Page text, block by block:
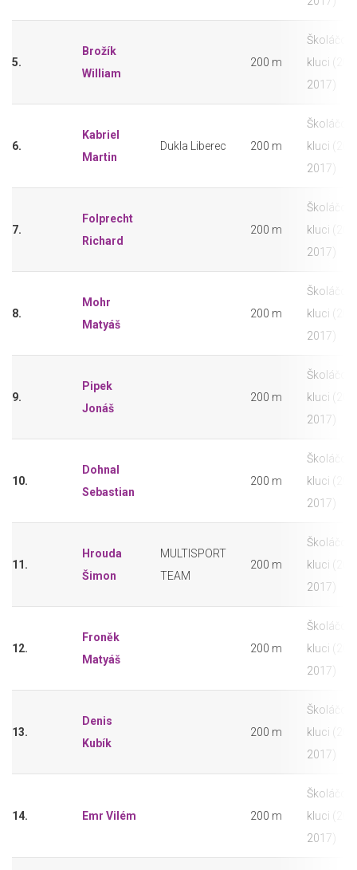
5.
Brožík
William
200 m
Školáčci -
kluci
2017)
6.
Kabriel
Martin
Dukla Liberec 200 m
Školáčci -
kluci
2017)
7.
Folprecht
Richard
200 m
Školáčci -
kluci
2017)
8.
Mohr
Matyáš
200 m
Školáčci -
kluci
2017)
9.
Pipek
Jonáš
200 m
Školáčci -
kluci
2017)
10.
Dohnal
Sebastian
200 m
Školáčci -
kluci
2017)
11.
Hrouda
Šimon
MULTISPORT
TEAM
200 m
Školáčci -
kluci
2017)
12.
Froněk
Matyáš
200 m
Školáčci -
kluci
2017)
13.
Denis
Kubík
200 m
Školáčci -
kluci
2017)
14. Emr Vilém 200 m
Školáčci -
kluci
2017)